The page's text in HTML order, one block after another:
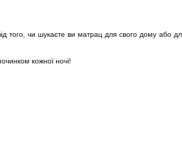
того, чи шукаєте ви матрац для свого дому або
кожної ночі!